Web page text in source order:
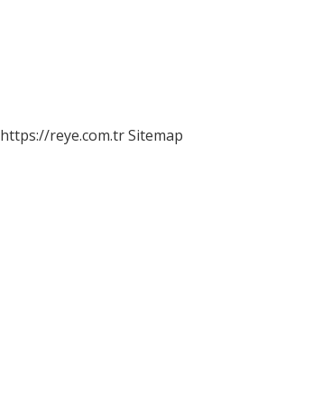
https://reye.com.trSitemap